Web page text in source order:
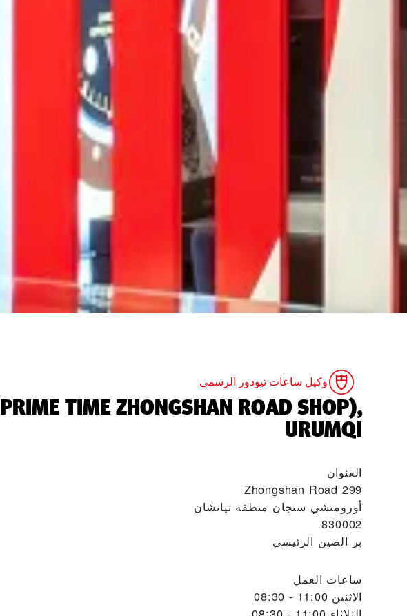
وكيل ساعات تيودور الرسمي
‭PRIME TIME ZHONGSHAN ROAD SHOP),
URUMQI‬
العنوان
299 Zhongshan Road
أورومتشي سنجان منطقة تيانشان
830002
بر الصين الرئيسي
ساعات العمل
الاثنين 11:00 - 08:30